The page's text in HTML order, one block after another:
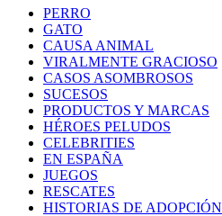
PERRO
GATO
CAUSA ANIMAL
VIRALMENTE GRACIOSO
CASOS ASOMBROSOS
SUCESOS
PRODUCTOS Y MARCAS
HÉROES PELUDOS
CELEBRITIES
EN ESPAÑA
JUEGOS
RESCATES
HISTORIAS DE ADOPCIÓN